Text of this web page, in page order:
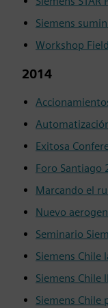
Siemens
Workshop
2014
Exitosa
Foro Santiago
Marcando el
Nuevo
Seminario
Siemens
Siemens Chile
Siemens Chile